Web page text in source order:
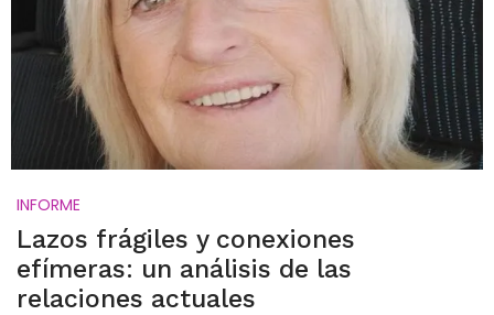
INFORME
Lazos frágiles y conexiones
efímeras: un análisis de las
relaciones actuales